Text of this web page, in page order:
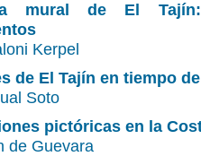
mural de El
Kerpel
de El Tajín en tiempo
Soto
pictóricas en la
de Guevara